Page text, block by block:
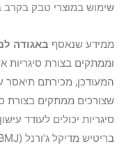
שימוש במוצרי טבק בקרב
ממידע שנאסף באגודה
וממתקים בצורת סיגריות
המעודכן, מכירתם תיאסר
שצורכים ממתקים בצורת
סיגריות יכולים לעודד